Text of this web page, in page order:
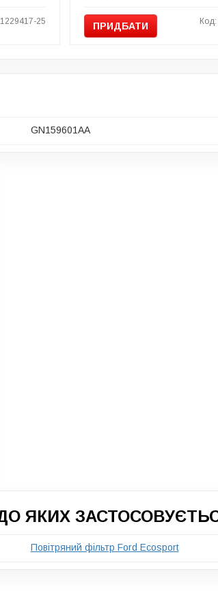
25 ПРИДБАТИ
GN159601AA
ЯКИХ
Повітряний фільтр Ford Ecosport